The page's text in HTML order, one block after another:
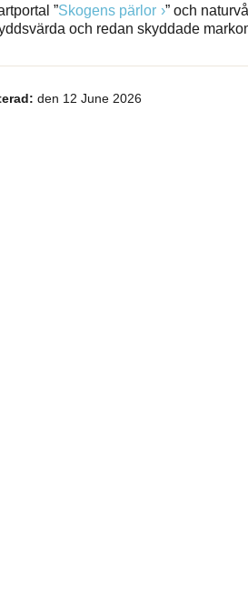
”Skogens pärlor ” och
och redan skyddade
den 12 June 2026